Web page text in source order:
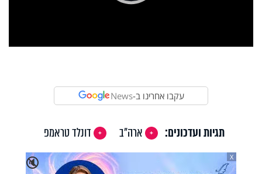
עקבו אחרינו ב-News
תגיות ועדכונים: ארה"ב
דונלד טראמפ
🔇
X